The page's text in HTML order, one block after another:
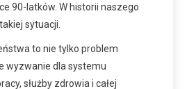
90-latków. W historii naszego
sytuacji.
to nie tylko problem
wyzwanie dla systemu
służby zdrowia i całej